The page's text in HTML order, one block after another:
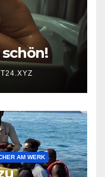
AM WERK